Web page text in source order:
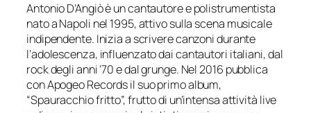
Antonio D’Angiò è un cantautore e polistrumentista
nato a Napoli nel 1995, attivo sulla scena musicale
indipendente. Inizia a scrivere canzoni durante
l’adolescenza, influenzato dai cantautori italiani, dal
rock degli anni ’70 e dal grunge. Nel 2016 pubblica
con Apogeo Records il suo primo album,
“Spauracchio fritto”, frutto di un’intensa attività live